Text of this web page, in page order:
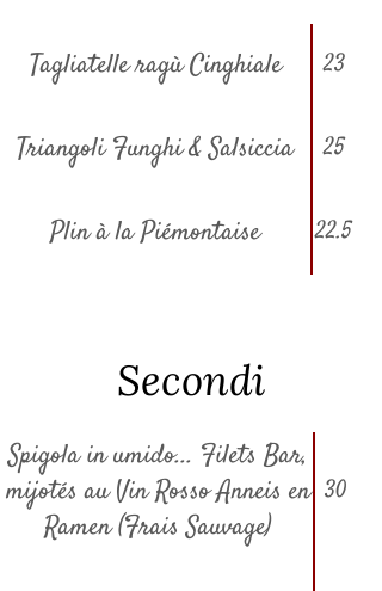
Tagliatelle ragù Cinghiale 23
Triangoli Funghi & Salsiccia 25
Plin à la Piémontaise 22.5
Secondi
Spigola in umido... Filets Bar,
mijotés au Vin Rosso Anneis en
Ramen (Frais Sauvage)
30